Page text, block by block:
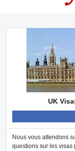
UK
Nous vous attendons
questions sur les